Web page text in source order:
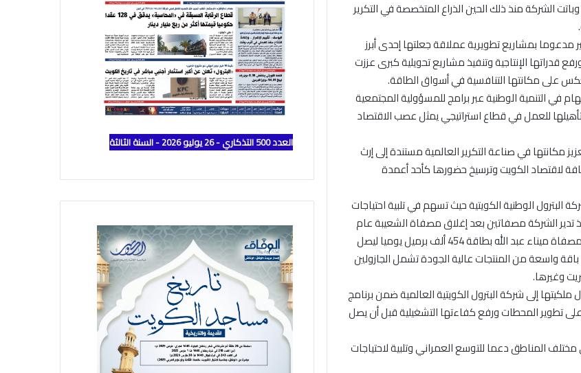
الشركة منذ ذلك الحين الذراع المتخصصة في التكرير
بمشاريع تطويرية عملاقة جعلتها إحدى أبرز
قدراتها الإنتاجية وتنفيذ مشاريع تحويلية كبرى عززت
على مكانتها التنافسية في أسواق الطاقة.
في التنمية الوطنية عبر برامج للمسؤولية المجتمعية
للعمل في قطاع استراتيجي يمثل عصب الاقتصاد
الكويتية تعزيز مكانتها في صناعة التكرير العالمية مستندة إلى إرث
لاقتصاد الكويت وترسيخ حضورها كأحد أعمدة
البترول الوطنية الكويتية حيث تسهم في تلبية احتياجات
تدير الشركة مصفاتين بعد إغلاق مصفاة الشعيبة عام
2017 هما مصفاة ميناء الأحمدي بطاقة 346 ألف برميل يوميا ومصفاة ميناء عبد الله بطاقة 454 ألف برميل يوميا ليصل
وتوفر المصافي باقة واسعة من المنتجات عالية الجودة تشمل الجازولين
وغيرها.
إلى شركة البترول الكويتية العالمية ضمن برنامج
تطوير المحطات ورفع كفاءتها التشغيلية قبل أن يصل
لإنشاء 100 محطة جديدة في مختلف المناطق دعما للتوسع العمراني وتلبية لاحتياجات
العدد 500 التذكاري - 26 يوليو 2026 - السنة الثالثة